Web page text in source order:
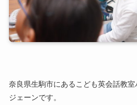
奈良県生駒市にあるこども英会話教
ジェーンです。